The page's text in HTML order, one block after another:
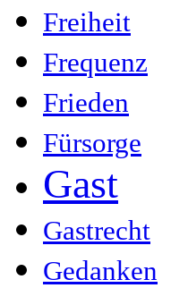
Freiheit
Frequenz
Frieden
Fürsorge
Gast
Gastrecht
Gedanken